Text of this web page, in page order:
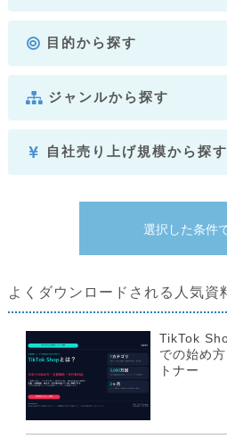
目的から探す
ジャンルから探す
自社売り上げ規模から探す
よくダウンロードされる人気資
TikTok
での始め
トナー